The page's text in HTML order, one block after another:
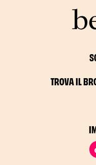
TROVA IL